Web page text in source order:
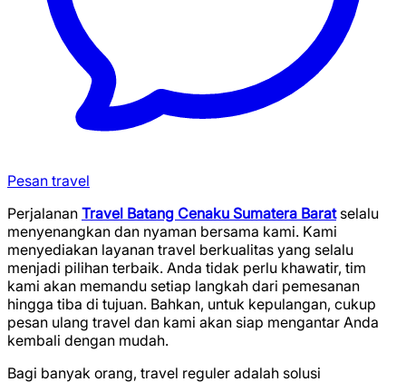
Pesan travel
Perjalanan Travel Batang Cenaku Sumatera Baratselalu
menyenangkan dan nyaman bersama kami. Kami
menyediakan layanan travel berkualitas yang selalu
menjadi pilihan terbaik. Anda tidak perlu khawatir, tim
kami akan memandu setiap langkah dari pemesanan
hingga tiba di tujuan. Bahkan, untuk kepulangan, cukup
pesan ulang travel dan kami akan siap mengantar Anda
kembali dengan mudah.
Bagi banyak orang, travel reguler adalah solusi